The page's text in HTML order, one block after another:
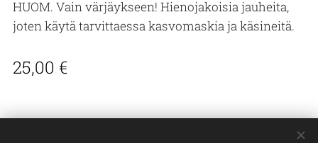
HUOM. Vain värjäykseen! Hienojakoisia jauheita,
joten käytä tarvittaessa kasvomaskia ja käsineitä.
25,00 €